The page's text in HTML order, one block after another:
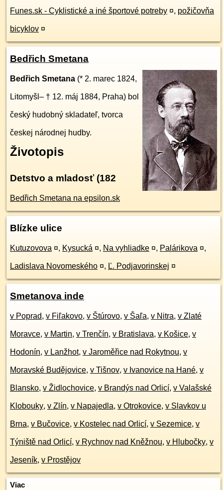
Funes.sk - Cyklistické a iné športové potreby ¤, požičovňa
bicyklov ¤
Bedřich Smetana
Bedřich Smetana (* 2. marec 1824,
Litomyšl– † 12. máj 1884, Praha) bol
český hudobný skladateľ, tvorca
českej národnej hudby.
Životopis
Detstvo a mladosť (182
Bedřich Smetana na epsilon.sk
Blízke ulice
Kutuzovova ¤, Kysucká ¤, Na vyhliadke ¤, Palárikova ¤,
Ladislava Novomeského ¤, Ľ. Podjavorinskej ¤
Smetanova inde
v Poprad, v Fiľakovo, v Štúrovo, v Šaľa, v Nitra, v Zlaté
Moravce, v Martin, v Trenčín, v Bratislava, v Košice, v
Hodonín, v Lanžhot, v Jaroměřice nad Rokytnou, v
Moravské Budějovice, v Tišnov, v Ivanovice na Hané, v
Blansko, v Židlochovice, v Brandýs nad Orlicí, v Valašské
Klobouky, v Zlín, v Napajedla, v Otrokovice, v Slavkov u
Brna, v Bučovice, v Kostelec nad Orlicí, v Sezemice, v
Týniště nad Orlicí, v Rychnov nad Kněžnou, v Hlubočky, v
Jeseník, v Prostějov
Viac